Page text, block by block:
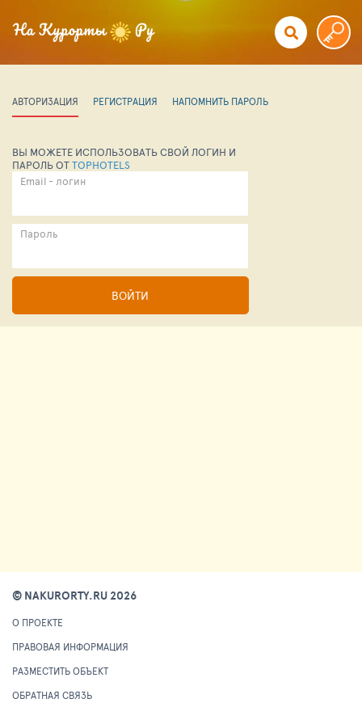
АВТОРИЗАЦИЯ РЕГИСТРАЦИЯ НАПОМНИТЬ ПАРОЛЬ
ВЫ МОЖЕТЕ ИСПОЛЬЗОВАТЬ СВОЙ ЛОГИН И
ПАРОЛЬ ОТTOPHOTELS
Email - логин
Пароль
ВОЙТИ
© NAKURORTY.RU 2026
О ПРОЕКТЕ
ПРАВОВАЯ ИНФОРМАЦИЯ
РАЗМЕСТИТЬ ОБЪЕКТ
ОБРАТНАЯ СВЯЗЬ